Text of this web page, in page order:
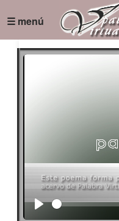
☰ menú